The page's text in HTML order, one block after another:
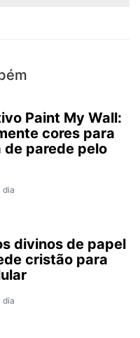
Paint My Wall:
cores para
de parede pelo
dia
divinos de papel
cristão para
dia